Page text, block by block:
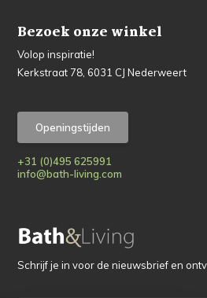
Bezoek onze winkel
Volop inspiratie!
Kerkstraat 78, 6031 CJ Nederweert
Openingstijden
+31 (0)495 625991
info@bath-living.com
Schrijf je in voor de nieuwsbrief en